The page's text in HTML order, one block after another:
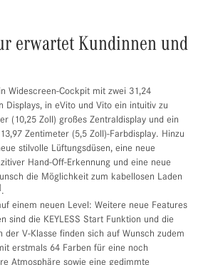
erwartet Kundinnen und
Widescreen-Cockpit mit zwei 31,24
Displays, in eVito und Vito ein intuitiv zu
(10,25 Zoll) großes Zentraldisplay und ein
Zentimeter (5,5 Zoll)-Farbdisplay. Hinzu
stilvolle Lüftungsdüsen, eine neue
Hand-Off-Erkennung und eine neue
die Möglichkeit zum kabellosen Laden
.
einem neuen Level: Weitere neue Features
sind die KEYLESS Start Funktion und die
der V-Klasse finden sich auf Wunsch zudem
erstmals 64 Farben für eine noch
Atmosphäre sowie eine gedimmte